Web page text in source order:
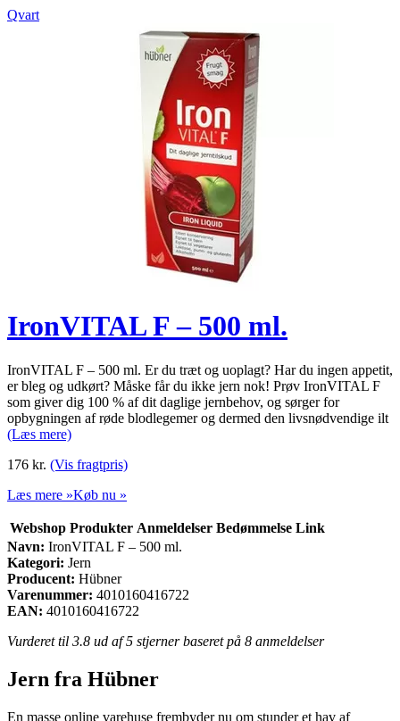
Qvart
IronVITAL F – 500 ml.
IronVITAL F – 500 ml. Er du træt og uoplagt? Har du ingen appetit,
er bleg og udkørt? Måske får du ikke jern nok! Prøv IronVITAL F
som giver dig 100 % af dit daglige jernbehov, og sørger for
opbygningen af røde blodlegemer og dermed den livsnødvendige ilt
(Læs mere)
176 kr. (Vis fragtpris)
Læs mere »Køb nu »
Webshop Produkter Anmeldelser Bedømmelse Link
Navn: IronVITAL F – 500 ml.
Kategori: Jern
Producent: Hübner
Varenummer: 4010160416722
EAN: 4010160416722
Vurderet til 3.8 ud af 5 stjerner baseret på 8 anmeldelser
Jern fra Hübner
En masse online varehuse frembyder nu om stunder et hav af